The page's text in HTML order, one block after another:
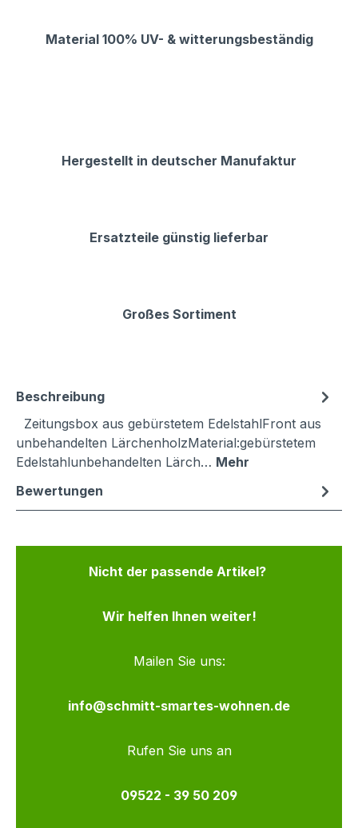
Material 100% UV- & witterungsbeständig
Hergestellt in deutscher Manufaktur
Ersatzteile günstig lieferbar
Großes Sortiment
Beschreibung
Zeitungsbox aus gebürstetem EdelstahlFront aus
unbehandelten LärchenholzMaterial:gebürstetem
Edelstahlunbehandelten Lärch… Mehr
Bewertungen
Nicht der passende Artikel?
Wir helfen Ihnen weiter!
Mailen Sie uns:
info@schmitt-smartes-wohnen.de
Rufen Sie uns an
09522 - 39 50 209